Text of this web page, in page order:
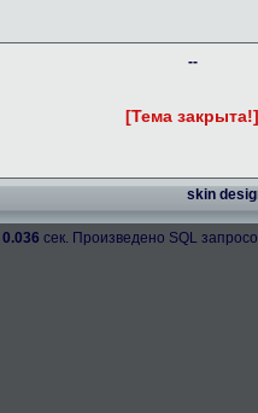
--
[Тема
skin
0.036 сек. Произведено SQL